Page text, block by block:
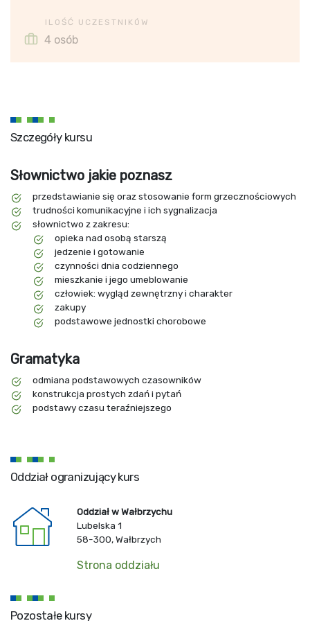
ILOŚĆ UCZESTNIKÓW
4 osób
Szczegóły kursu
Słownictwo jakie poznasz
przedstawianie się oraz stosowanie form grzecznościowych
trudności komunikacyjne i ich sygnalizacja
słownictwo z zakresu:
opieka nad osobą starszą
jedzenie i gotowanie
czynności dnia codziennego
mieszkanie i jego umeblowanie
człowiek: wygląd zewnętrzny i charakter
zakupy
podstawowe jednostki chorobowe
Gramatyka
odmiana podstawowych czasowników
konstrukcja prostych zdań i pytań
podstawy czasu teraźniejszego
Oddział ogranizujący kurs
Oddział w Wałbrzychu
Lubelska 1
58-300, Wałbrzych
Strona oddziału
Pozostałe kursy